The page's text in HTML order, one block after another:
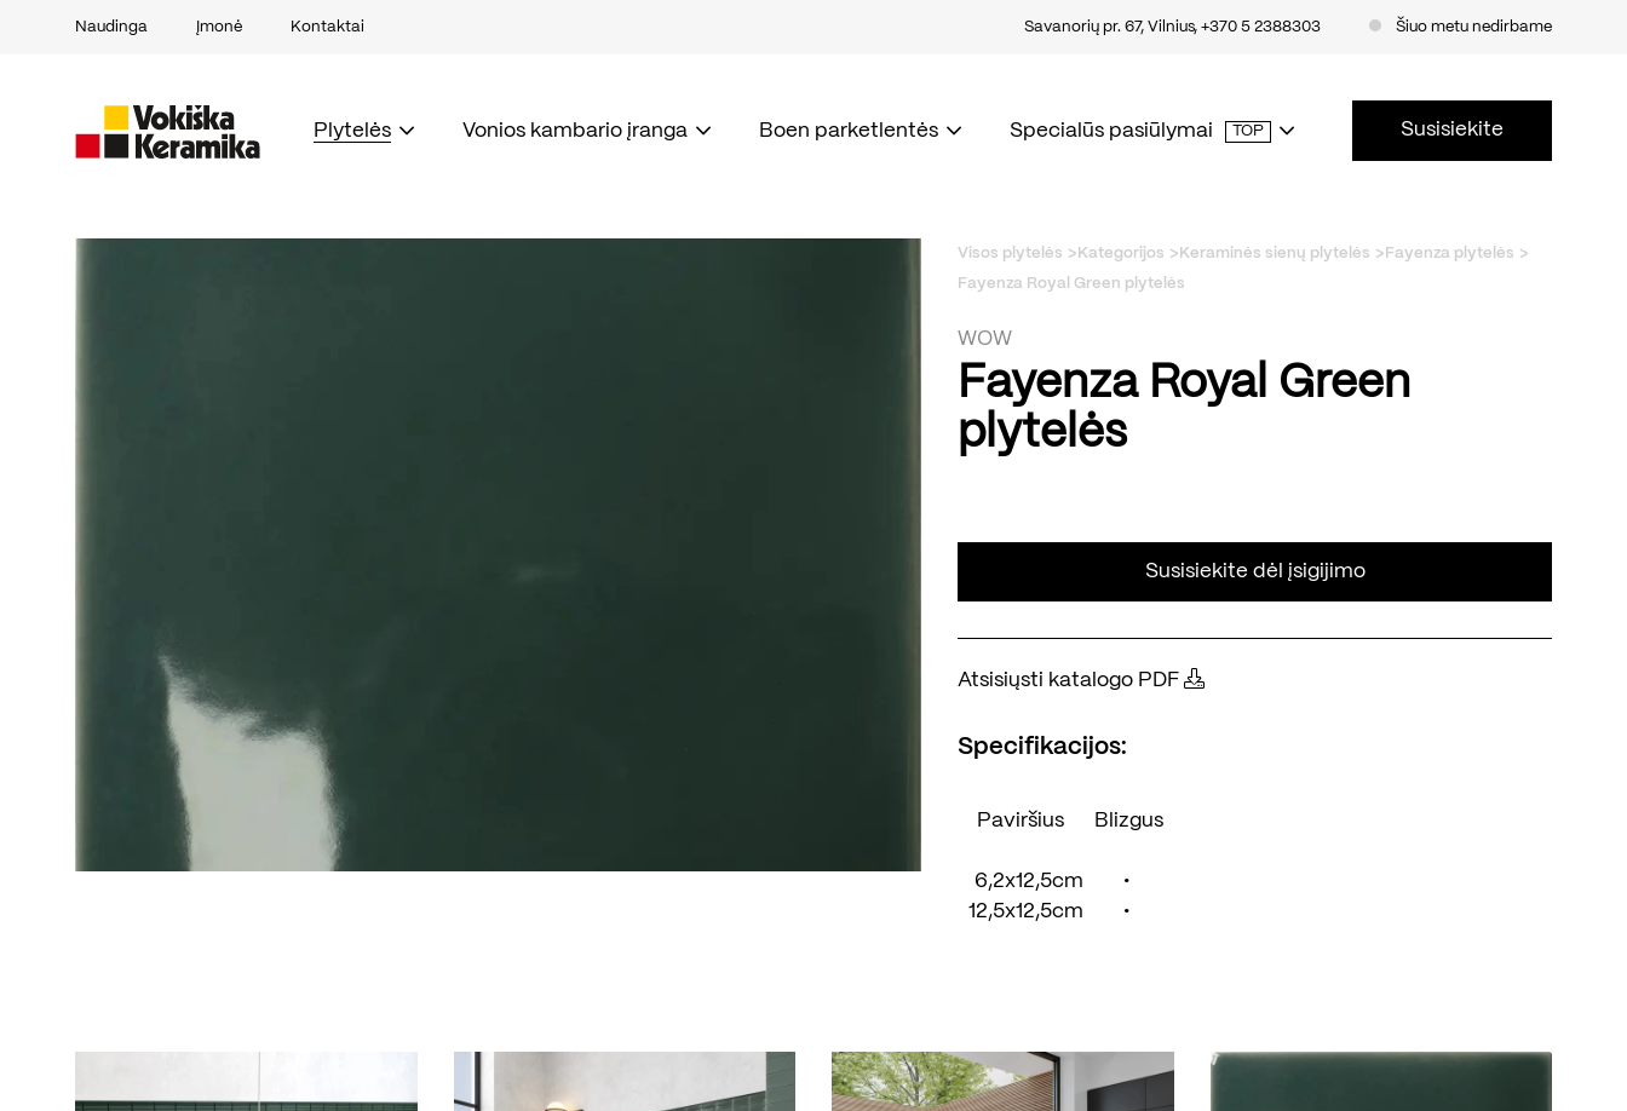
Naudinga Įmonė Kontaktai Savanorių pr. 67, Vilnius, +370 5 2388303 Šiuo metu nedirbame
Plytelės Vonios kambario įranga Boen parketlentės Specialūs pasiūlymai TOP Susisiekite
Visos plytelės Kategorijos Keraminės sienų plytelės
Fayenza plytelės
Fayenza Royal Green plytelės
WOW
Fayenza Royal Green
plytelės
Susisiekite dėl įsigijimo
Atsisiųsti katalogo PDF
Specifikacijos:
Paviršius Blizgus
6,2x12,5cm
•
12,5x12,5cm
•